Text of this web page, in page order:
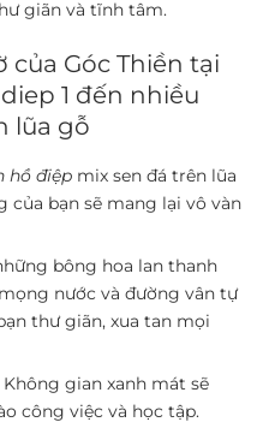
giãn và tĩnh tâm.
Góc Thiền tại
1 đến nhiều
lũa gỗ
hồ điệp mix sen đá trên lũa
bạn sẽ mang lại vô vàn
bông hoa lan thanh
nước và đường vân tự
thư giãn, xua tan mọi
Không gian xanh mát sẽ
công việc và học tập.